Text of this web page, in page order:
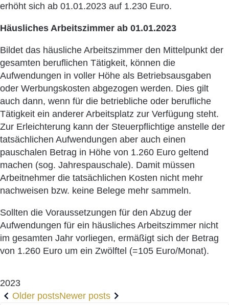
erhöht sich ab 01.01.2023 auf 1.230 Euro.
Häusliches Arbeitszimmer ab 01.01.2023
Bildet das häusliche Arbeitszimmer den Mittelpunkt der
gesamten beruflichen Tätigkeit, können die
Aufwendungen in voller Höhe als Betriebsausgaben
oder Werbungskosten abgezogen werden. Dies gilt
auch dann, wenn für die betriebliche oder berufliche
Tätigkeit ein anderer Arbeitsplatz zur Verfügung steht.
Zur Erleichterung kann der Steuerpflichtige anstelle der
tatsächlichen Aufwendungen aber auch einen
pauschalen Betrag in Höhe von 1.260 Euro geltend
machen (sog. Jahrespauschale). Damit müssen
Arbeitnehmer die tatsächlichen Kosten nicht mehr
nachweisen bzw. keine Belege mehr sammeln.
Sollten die Voraussetzungen für den Abzug der
Aufwendungen für ein häusliches Arbeitszimmer nicht
im gesamten Jahr vorliegen, ermäßigt sich der Betrag
von 1.260 Euro um ein Zwölftel (=105 Euro/Monat).
2023
Older postsNewer posts